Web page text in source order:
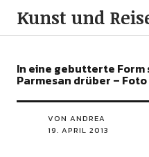
Kunst und
In eine gebutterte
Parmesan drüber – Foto
VON ANDREA
19. APRIL 2013